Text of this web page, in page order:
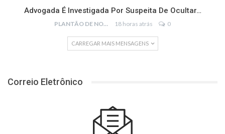
Advogada É Investigada Por Suspeita De Ocultar…
PLANTÃO DE NOTÍCIAS 18 horas atrás 0
CARREGAR MAIS MENSAGENS
Correio Eletrônico